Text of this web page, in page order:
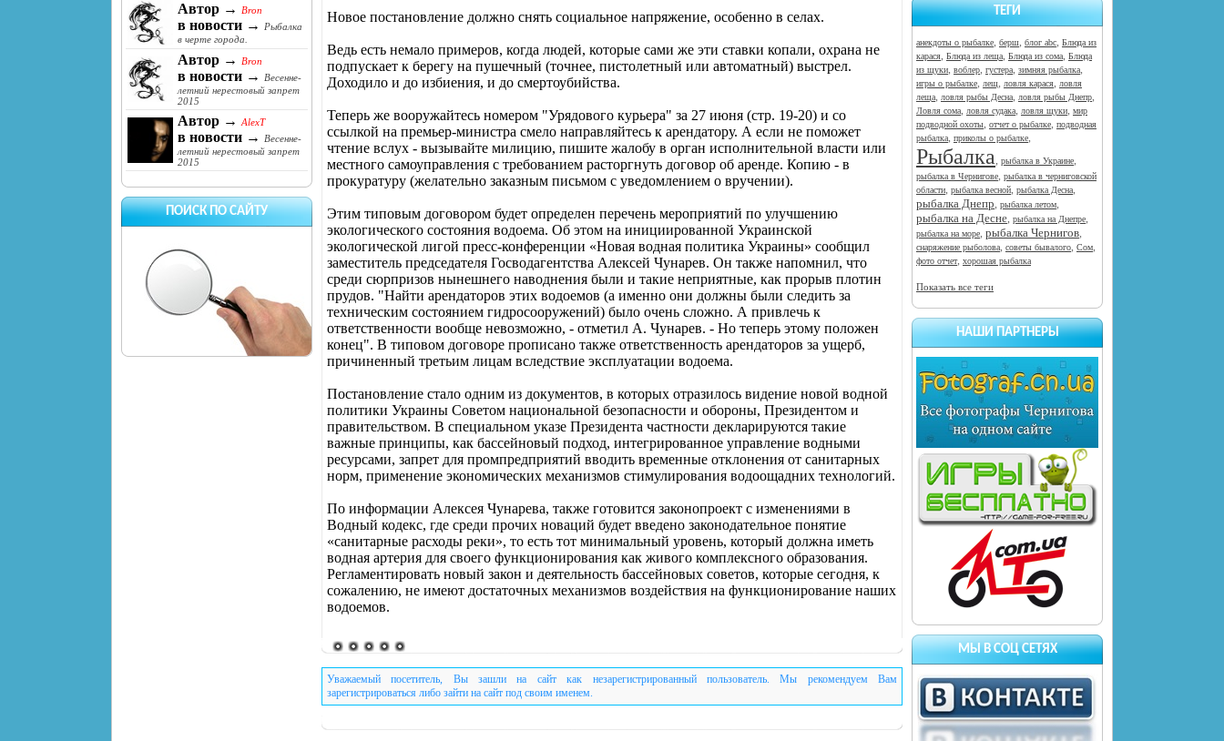
Автор → Bron
в новости →
Рыбалка
в черте города.
Автор → Bron
в новости →
Весенне-
летний нерестовый запрет
2015
Автор → AlexT
в новости →
Весенне-
летний нерестовый запрет
2015
ПОИСК ПО САЙТУ
ТЕГИ
анекдоты о рыбалке, берш, блог abc, Блюда из
карася, Блюда из леща, Блюда из сома, Блюда
из щуки, воблер, густера, зимняя рыбалка,
игры о рыбалке, лещ, ловля карася, ловля
леща, ловля рыбы Десна, ловля рыбы Днепр,
Ловля сома, ловля судака, ловля щуки, мир
подводной охоты, отчет о рыбалке, подводная
рыбалка, приколы о рыбалке,
Рыбалка, рыбалка в Украине,
рыбалка в Чернигове, рыбалка в черниговской
области, рыбалка весной, рыбалка Десна,
рыбалка Днепр, рыбалка летом,
рыбалка на Десне, рыбалка на Днепре,
рыбалка на море, рыбалка Чернигов,
снаряжение рыболова, советы бывалого, Сом,
фото отчет, хорошая рыбалка
Показать все теги
НАШИ ПАРТНЕРЫ
МЫ В СОЦ СЕТЯХ
Новое постановление должно снять социальное напряжение, особенно в селах.
Ведь есть немало примеров, когда людей, которые сами же эти ставки копали, охрана не
подпускает к берегу на пушечный (точнее, пистолетный или автоматный) выстрел.
Доходило и до избиения, и до смертоубийства.
Теперь же вооружайтесь номером "Урядового курьера" за 27 июня (стр. 19-20) и со
ссылкой на премьер-министра смело направляйтесь к арендатору. А если не поможет
чтение вслух - вызывайте милицию, пишите жалобу в орган исполнительной власти или
местного самоуправления с требованием расторгнуть договор об аренде. Копию - в
прокуратуру (желательно заказным письмом с уведомлением о вручении).
Этим типовым договором будет определен перечень мероприятий по улучшению
экологического состояния водоема. Об этом на инициированной Украинской
экологической лигой пресс-конференции «Новая водная политика Украины» сообщил
заместитель председателя Госводагентства Алексей Чунарев. Он также напомнил, что
среди сюрпризов нынешнего наводнения были и такие неприятные, как прорыв плотин
прудов. "Найти арендаторов этих водоемов (а именно они должны были следить за
техническим состоянием гидросооружений) было очень сложно. А привлечь к
ответственности вообще невозможно, - отметил А. Чунарев. - Но теперь этому положен
конец". В типовом договоре прописано также ответственность арендаторов за ущерб,
причиненный третьим лицам вследствие эксплуатации водоема.
Постановление стало одним из документов, в которых отразилось видение новой водной
политики Украины Советом национальной безопасности и обороны, Президентом и
правительством. В специальном указе Президента частности декларируются такие
важные принципы, как бассейновый подход, интегрированное управление водными
ресурсами, запрет для промпредприятий вводить временные отклонения от санитарных
норм, применение экономических механизмов стимулирования водоощадних технологий.
По информации Алексея Чунарева, также готовится законопроект с изменениями в
Водный кодекс, где среди прочих новаций будет введено законодательное понятие
«санитарные расходы реки», то есть тот минимальный уровень, который должна иметь
водная артерия для своего функционирования как живого комплексного образования.
Регламентировать новый закон и деятельность бассейновых советов, которые сегодня, к
сожалению, не имеют достаточных механизмов воздействия на функционирование наших
водоемов.
Уважаемый посетитель, Вы зашли на сайт как незарегистрированный пользователь. Мы рекомендуем Вам
зарегистрироваться либо зайти на сайт под своим именем.